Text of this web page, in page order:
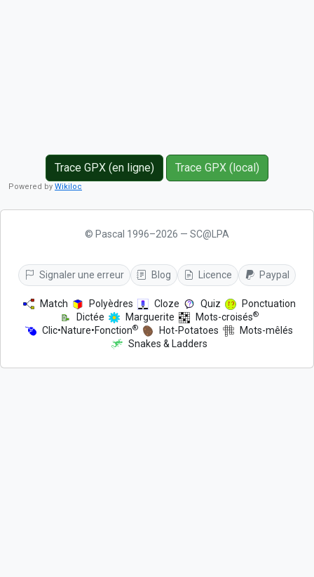
Trace GPX (en ligne) Trace GPX (local)
Powered by Wikiloc
© Pascal 1996–2026 — SC@LPA
Signaler une erreur Blog Licence Paypal
Match Polyèdres Cloze Quiz
Ponctuation
Dictée
Marguerite Mots-croisés®
Clic•Nature•Fonction® Hot-Potatoes
Mots-mêlés
Snakes & Ladders